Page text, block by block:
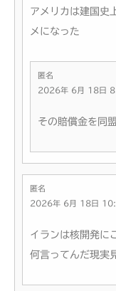
アメリカは建国史
メになった
匿名
2026年 6月 18日
その賠償金を同
匿名
2026年 6月 18日
イランは核開発に
何言ってんだ現実